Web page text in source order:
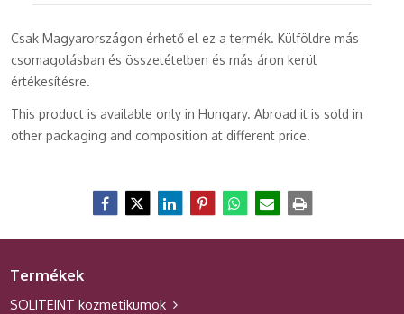
Csak Magyarországon érhető el ez a termék. Külföldre más
csomagolásban és összetételben és más áron kerül
értékesítésre.
This product is available only in Hungary. Abroad it is sold in
other packaging and composition at different price.
Termékek
SOLITEINT kozmetikumok